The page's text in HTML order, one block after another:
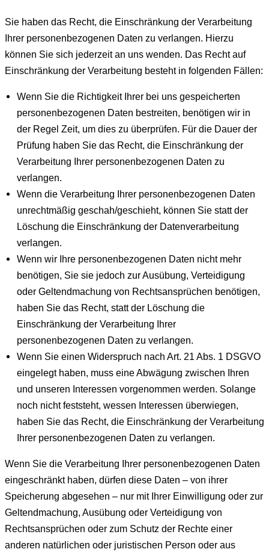
Sie haben das Recht, die Einschränkung der Verarbeitung
Ihrer personenbezogenen Daten zu verlangen. Hierzu
können Sie sich jederzeit an uns wenden. Das Recht auf
Einschränkung der Verarbeitung besteht in folgenden Fällen:
Wenn Sie die Richtigkeit Ihrer bei uns gespeicherten
personenbezogenen Daten bestreiten, benötigen wir in
der Regel Zeit, um dies zu überprüfen. Für die Dauer der
Prüfung haben Sie das Recht, die Einschränkung der
Verarbeitung Ihrer personenbezogenen Daten zu
verlangen.
Wenn die Verarbeitung Ihrer personenbezogenen Daten
unrechtmäßig geschah/geschieht, können Sie statt der
Löschung die Einschränkung der Datenverarbeitung
verlangen.
Wenn wir Ihre personenbezogenen Daten nicht mehr
benötigen, Sie sie jedoch zur Ausübung, Verteidigung
oder Geltendmachung von Rechtsansprüchen benötigen,
haben Sie das Recht, statt der Löschung die
Einschränkung der Verarbeitung Ihrer
personenbezogenen Daten zu verlangen.
Wenn Sie einen Widerspruch nach Art. 21 Abs. 1 DSGVO
eingelegt haben, muss eine Abwägung zwischen Ihren
und unseren Interessen vorgenommen werden. Solange
noch nicht feststeht, wessen Interessen überwiegen,
haben Sie das Recht, die Einschränkung der Verarbeitung
Ihrer personenbezogenen Daten zu verlangen.
Wenn Sie die Verarbeitung Ihrer personenbezogenen Daten
eingeschränkt haben, dürfen diese Daten – von ihrer
Speicherung abgesehen – nur mit Ihrer Einwilligung oder zur
Geltendmachung, Ausübung oder Verteidigung von
Rechtsansprüchen oder zum Schutz der Rechte einer
anderen natürlichen oder juristischen Person oder aus